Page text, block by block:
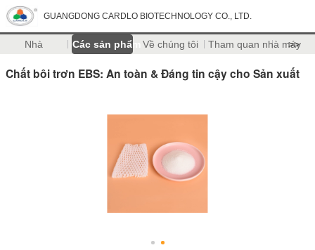
GUANGDONG CARDLO BIOTECHNOLOGY CO., LTD.
Nhà Các sản phẩm Về chúng tôi Tham quan nhà máy
>>
Chất bôi trơn EBS: An toàn & Đáng tin cậy cho Sản xuất